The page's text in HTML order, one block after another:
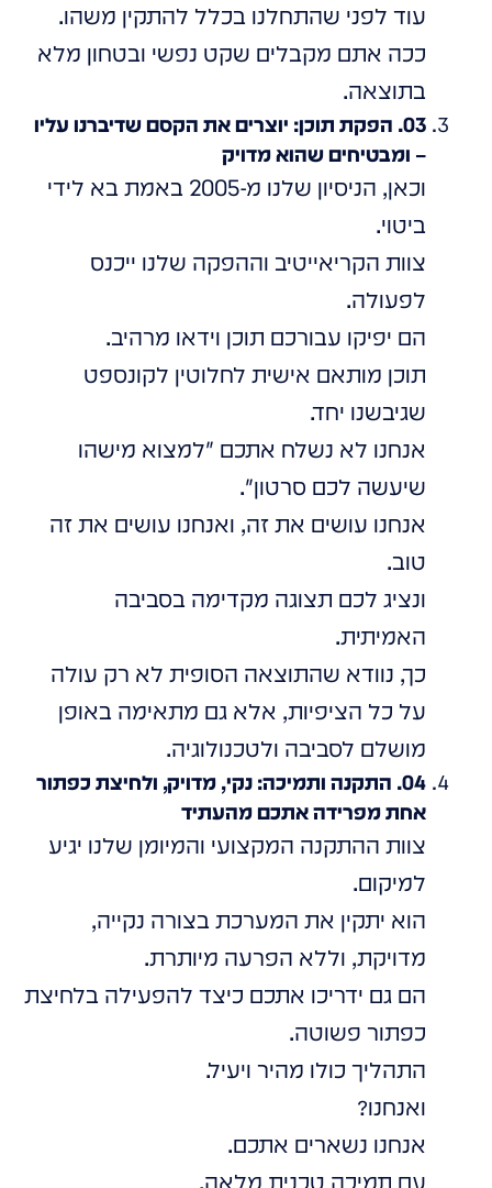
עוד לפני שהתחלנו בכלל להתקין משהו.
ככה אתם מקבלים שקט נפשי ובטחון מלא
בתוצאה.
03. הפקת תוכן: יוצרים את הקסם שדיברנו עליו
– ומבטיחים שהוא מדויק
וכאן, הניסיון שלנו מ-2005 באמת בא לידי
ביטוי.
צוות הקריאייטיב וההפקה שלנו ייכנס
לפעולה.
הם יפיקו עבורכם תוכן וידאו מרהיב.
תוכן מותאם אישית לחלוטין לקונספט
שגיבשנו יחד.
אנחנו לא נשלח אתכם "למצוא מישהו
שיעשה לכם סרטון".
אנחנו עושים את זה, ואנחנו עושים את זה
טוב.
ונציג לכם תצוגה מקדימה בסביבה
האמיתית.
כך, נוודא שהתוצאה הסופית לא רק עולה
על כל הציפיות, אלא גם מתאימה באופן
מושלם לסביבה ולטכנולוגיה.
04. התקנה ותמיכה: נקי, מדויק, ולחיצת כפתור
אחת מפרידה אתכם מהעתיד
צוות ההתקנה המקצועי והמיומן שלנו יגיע
למיקום.
הוא יתקין את המערכת בצורה נקייה,
מדויקת, וללא הפרעה מיותרת.
הם גם ידריכו אתכם כיצד להפעילה בלחיצת
כפתור פשוטה.
התהליך כולו מהיר ויעיל.
ואנחנו?
אנחנו נשארים אתכם.